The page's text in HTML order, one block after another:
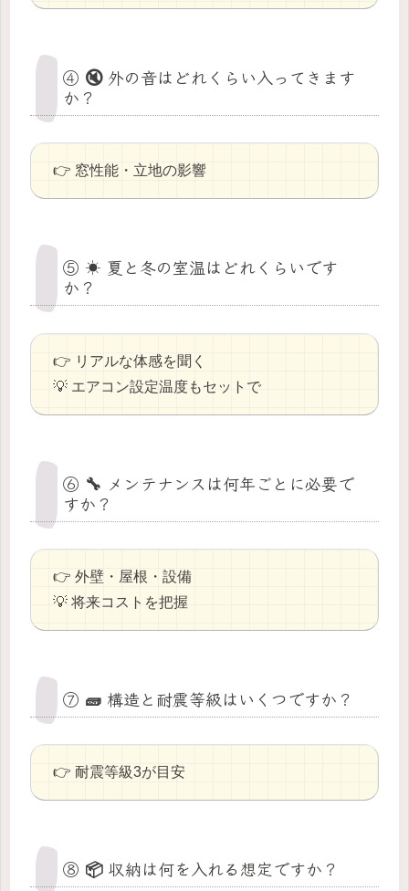
④ 🔇 外の音はどれくらい入ってきます
か？
👉 窓性能・立地の影響
⑤ ☀️ 夏と冬の室温はどれくらいです
か？
👉 リアルな体感を聞く
💡 エアコン設定温度もセットで
⑥ 🔧 メンテナンスは何年ごとに必要で
すか？
👉 外壁・屋根・設備
💡 将来コストを把握
⑦ 🧱 構造と耐震等級はいくつですか？
👉 耐震等級3が目安
⑧ 📦 収納は何を入れる想定ですか？